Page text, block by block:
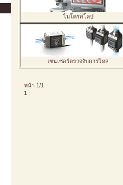
ไมโครสโคป
เซนเซอร์ตรวจจับการไหล
หน้า 1/1
1